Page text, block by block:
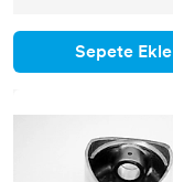
Sepete Ekle